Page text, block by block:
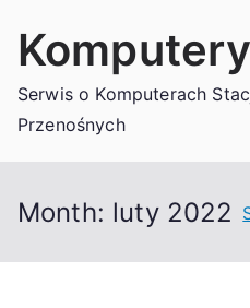
Serwis o Komputerach
Przenośnych
Month: luty 2022